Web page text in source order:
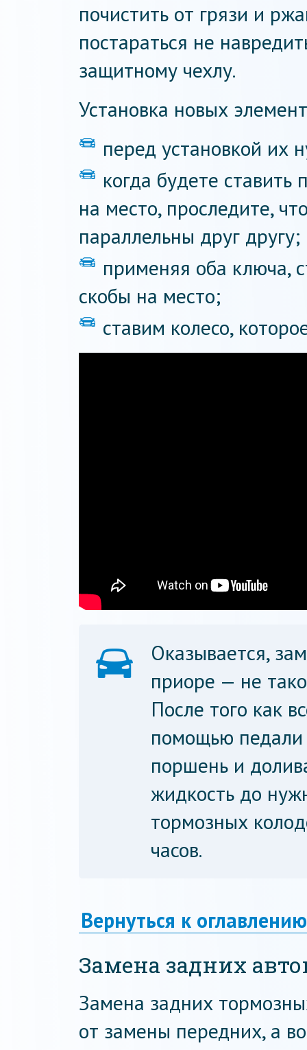
почистить от грязи и
постараться не
защитному чехлу.
Установка новых
перед установкой их
когда будете
на место, проследите,
параллельны друг другу;
применяя оба ключа,
скобы на место;
ставим колесо,
Оказывается,
приоре — не
После того как
помощью
поршень и
жидкость до
тормозных
часов.
Вернуться к оглавлению
Замена задних
Замена задних
от замены передних, а